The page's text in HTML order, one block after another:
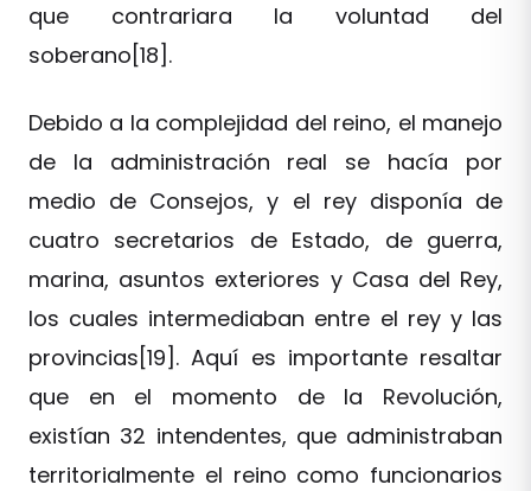
que contrariara la voluntad del
soberano[18].
Debido a la complejidad del reino, el manejo
de la administración real se hacía por
medio de Consejos, y el rey disponía de
cuatro secretarios de Estado, de guerra,
marina, asuntos exteriores y Casa del Rey,
los cuales intermediaban entre el rey y las
provincias[19]. Aquí es importante resaltar
que en el momento de la Revolución,
existían 32 intendentes, que administraban
territorialmente el reino como funcionarios